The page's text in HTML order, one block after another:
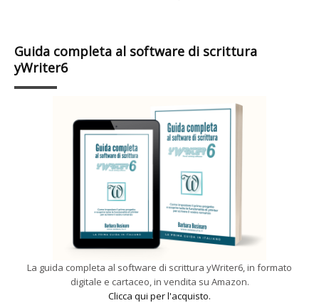
Guida completa al software di scrittura
yWriter6
La guida completa al software di scrittura yWriter6, in formato
digitale e cartaceo, in vendita su Amazon.
Clicca qui per l'acquisto.